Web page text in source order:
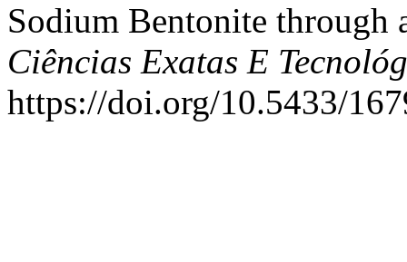
Sodium Bentonite through
Ciências Exatas E
https://doi.org/10.5433/